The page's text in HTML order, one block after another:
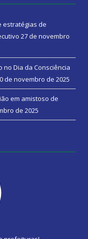
estratégias de
27 de novembro
Dia da Consciência
de novembro de 2025
em amistoso de
de 2025